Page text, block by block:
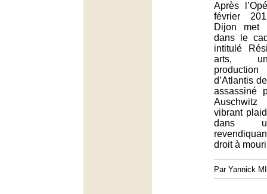
Après
février
Dijon met
dans le
intitulé
arts,
production
d’Atlantis
assassiné
vibrant
dans
droit à
Par Yannick